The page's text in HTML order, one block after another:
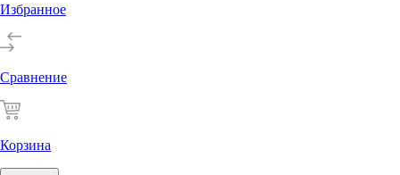
Избранное
Сравнение
Корзина